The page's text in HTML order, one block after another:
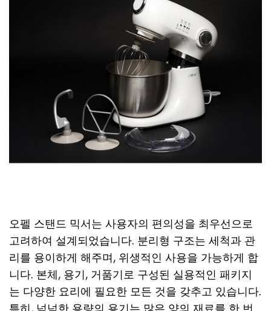
오펠 스탠드 믹서는 사용자의 편의성을 최우선으로
고려하여 설계되었습니다. 분리형 구조는 세척과 관
리를 용이하게 해주며, 위생적인 사용을 가능하게 합
니다. 본체, 용기, 거품기로 구성된 실용적인 패키지
는 다양한 요리에 필요한 모든 것을 갖추고 있습니다.